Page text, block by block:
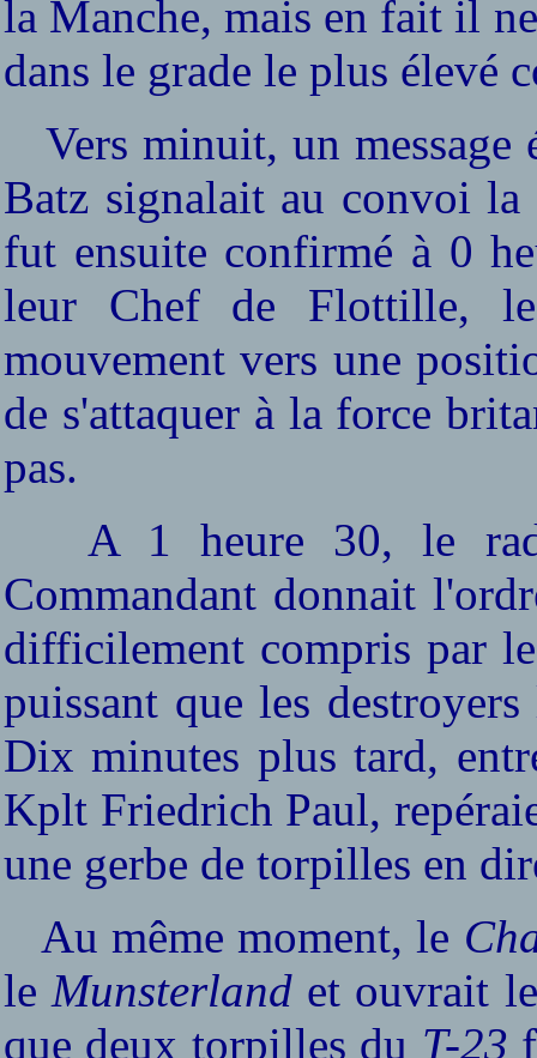
la Manche, mais en fait il
dans le grade le plus élevé
Vers minuit, un message
Batz signalait au convoi
fut ensuite confirmé à 0
leur Chef de Flottille,
mouvement vers une
de s'attaquer à la force
pas.
A 1 heure 30, le
Commandant donnait
difficilement compris par
puissant que les
Dix minutes plus tard,
Kplt Friedrich Paul,
une gerbe de torpilles en
Au même moment, le
le Munsterland et ouvrait
que deux torpilles du T-23